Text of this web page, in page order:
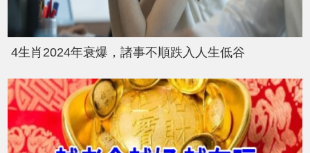
4生肖2024年衰爆，諸事不順跌入人生低谷